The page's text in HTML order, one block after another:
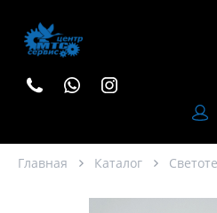
Главная Каталог